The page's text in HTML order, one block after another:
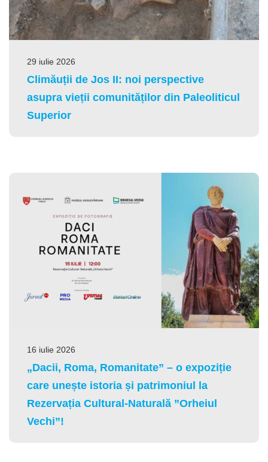
29 iulie 2026
Climăuții de Jos II: noi perspective
asupra vieții comunităților din Paleoliticul
Superior
16 iulie 2026
„Dacii, Roma, Romanitate” – o expoziție
care unește istoria și patrimoniul la
Rezervația Cultural-Naturală ”Orheiul
Vechi”!